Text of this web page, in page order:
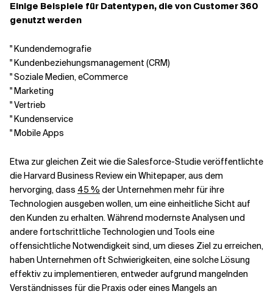
Einige Beispiele für Datentypen, die von Customer 360
genutzt werden
" Kundendemografie
" Kundenbeziehungsmanagement (CRM)
" Soziale Medien, eCommerce
" Marketing
" Vertrieb
" Kundenservice
" Mobile Apps
Etwa zur gleichen Zeit wie die Salesforce-Studie veröffentlichte
die Harvard Business Review ein Whitepaper, aus dem
hervorging, dass 45 % der Unternehmen mehr für ihre
Technologien ausgeben wollen, um eine einheitliche Sicht auf
den Kunden zu erhalten. Während modernste Analysen und
andere fortschrittliche Technologien und Tools eine
offensichtliche Notwendigkeit sind, um dieses Ziel zu erreichen,
haben Unternehmen oft Schwierigkeiten, eine solche Lösung
effektiv zu implementieren, entweder aufgrund mangelnden
Verständnisses für die Praxis oder eines Mangels an